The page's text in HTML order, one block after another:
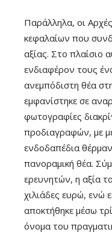
Παράλληλα, οι
κεφαλαίων που
αξίας. Στο πλαίσιο
ενδιαφέρον τους
ανεμπόδιστη θέα
εμφανίστηκε σε
φωτογραφίες
προδιαγραφών, με
ενδοδαπέδια
πανοραμική θέα.
ερευνητών, η αξία
χιλιάδες ευρώ, ενώ
αποκτήθηκε μέσω
όνομα του